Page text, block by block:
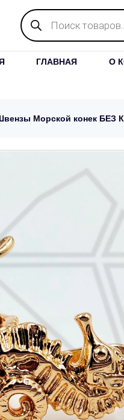
Поиск
товаров
ГЛАВНАЯ О
Морской конек БЕЗ